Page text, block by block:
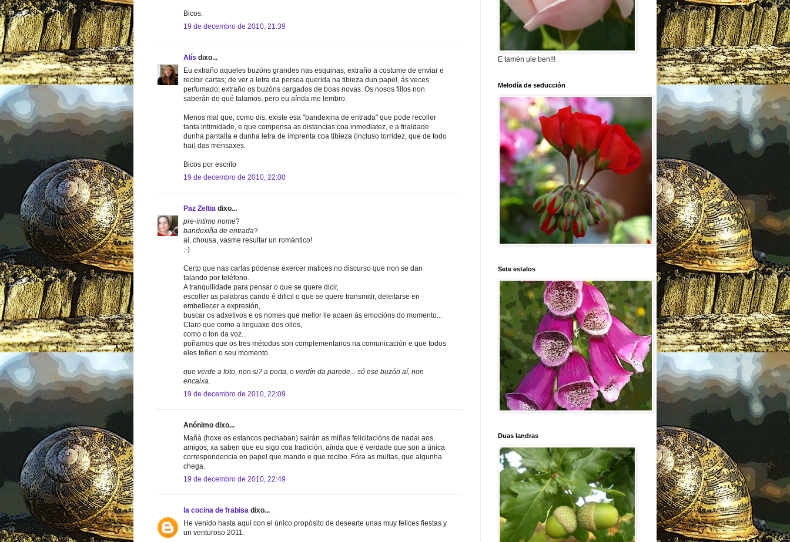
Bicos.
19 de decembro de 2010, 21:39
Alís dixo...
Eu extraño aqueles buzóns grandes nas esquinas, extraño a costume de enviar e
recibir cartas; de ver a letra da persoa querida na tibieza dun papel, ás veces
perfumado; extraño os buzóns cargados de boas novas. Os nosos fillos non
saberán de qué falamos, pero eu aínda me lembro.
Menos mal que, como dis, existe esa "bandexina de entrada" que pode recoller
tanta intimidade, e que compensa as distancias coa inmediatez, e a frialdade
dunha pantalla e dunha letra de imprenta coa tibieza (incluso torridez, que de todo
hai) das mensaxes.
Bicos por escrito
19 de decembro de 2010, 22:00
Paz Zeltia dixo...
pre-íntimo nome?
bandexiña de entrada?
ai, chousa, vasme resultar un romántico!
:-)
Certo que nas cartas pódense exercer matices no discurso que non se dan
falando por teléfono.
A tranquilidade para pensar o que se quere dicir,
escoller as palabras cando é dificil o que se quere transmitir, deleitarse en
embellecer a expresión,
buscar os adxetivos e os nomes que mellor lle acaen ás emocións do momento...
Claro que como a linguaxe dos ollos,
como o ton da voz...
poñamos que os tres métodos son complementarios na comunicación e que todos
eles teñen o seu momento.
que verde a foto, non si? a porta, o verdín da parede... só ese buzón aí, non
encaixa.
19 de decembro de 2010, 22:09
Anónimo dixo...
Mañá (hoxe os estancos pechaban) sairán as miñas felicitacións de nadal aos
amigos; xa saben que eu sigo coa tradición, aínda que é verdade que son a única
correspondencia en papel que mando e que recibo. Fóra as multas, que algunha
chega.
19 de decembro de 2010, 22:49
la cocina de frabisa dixo...
He venido hasta aquí con el único propósito de desearte unas muy felices fiestas y
un venturoso 2011.
E tamén ule ben!!!
Melodía de seducción
Sete estalos
Duas landras